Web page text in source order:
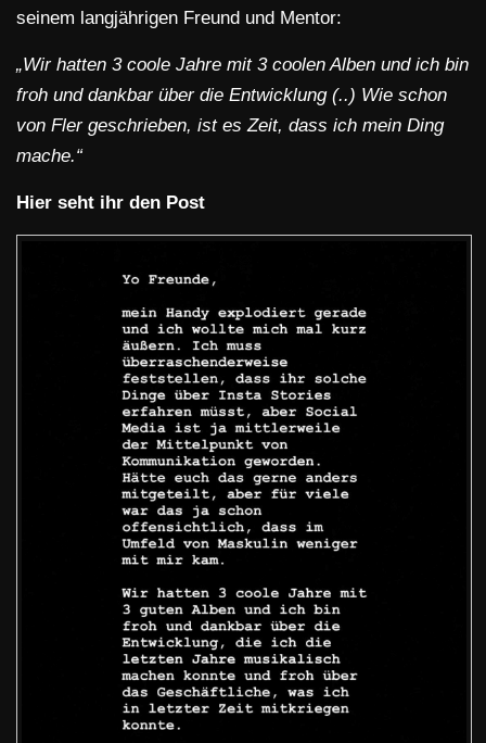
seinem langjährigen Freund und Mentor:
„Wir hatten 3 coole Jahre mit 3 coolen Alben und ich bin
froh und dankbar über die Entwicklung (..) Wie schon
von Fler geschrieben, ist es Zeit, dass ich mein Ding
mache.“
Hier seht ihr den Post